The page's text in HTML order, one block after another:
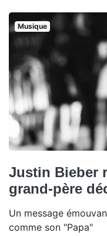
Musique
Justin Bieber
grand-père
Un message
comme son "Papa"